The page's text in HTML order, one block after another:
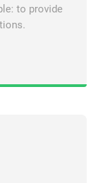
to provide